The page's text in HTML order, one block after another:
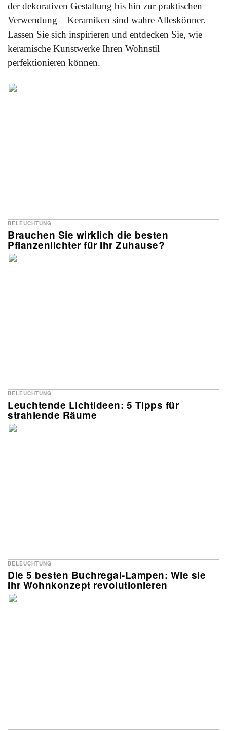
der dekorativen Gestaltung bis hin zur praktischen
Verwendung – Keramiken sind wahre Alleskönner.
Lassen Sie sich inspirieren und entdecken Sie, wie
keramische Kunstwerke Ihren Wohnstil
perfektionieren können.
Brauchen Sie wirklich die besten
Pflanzenlichter für Ihr Zuhause?
BELEUCHTUNG
Leuchtende Lichtideen: 5 Tipps für
strahlende Räume
BELEUCHTUNG
Die 5 besten Buchregal-Lampen: Wie sie
Ihr Wohnkonzept revolutionieren
BELEUCHTUNG